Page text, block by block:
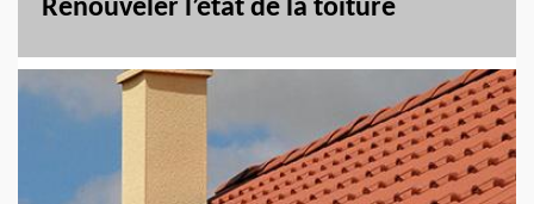
Renouveler l’état de la toiture